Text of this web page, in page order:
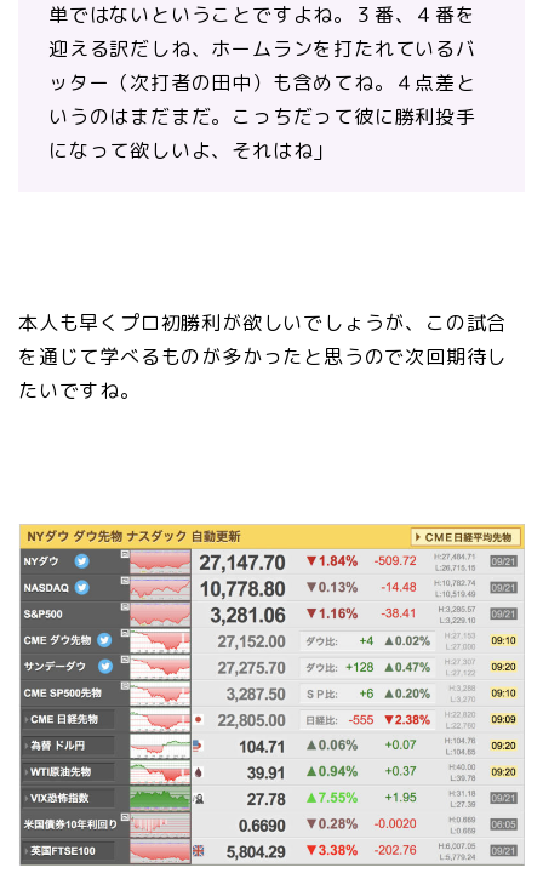
単ではないということですよね。３番、４番を
迎える訳だしね、ホームランを打たれているバ
ッター（次打者の田中）も含めてね。４点差と
いうのはまだまだ。こっちだって彼に勝利投手
になって欲しいよ、それはね」
本人も早くプロ初勝利が欲しいでしょうが、この試合
を通じて学べるものが多かったと思うので次回期待し
たいですね。